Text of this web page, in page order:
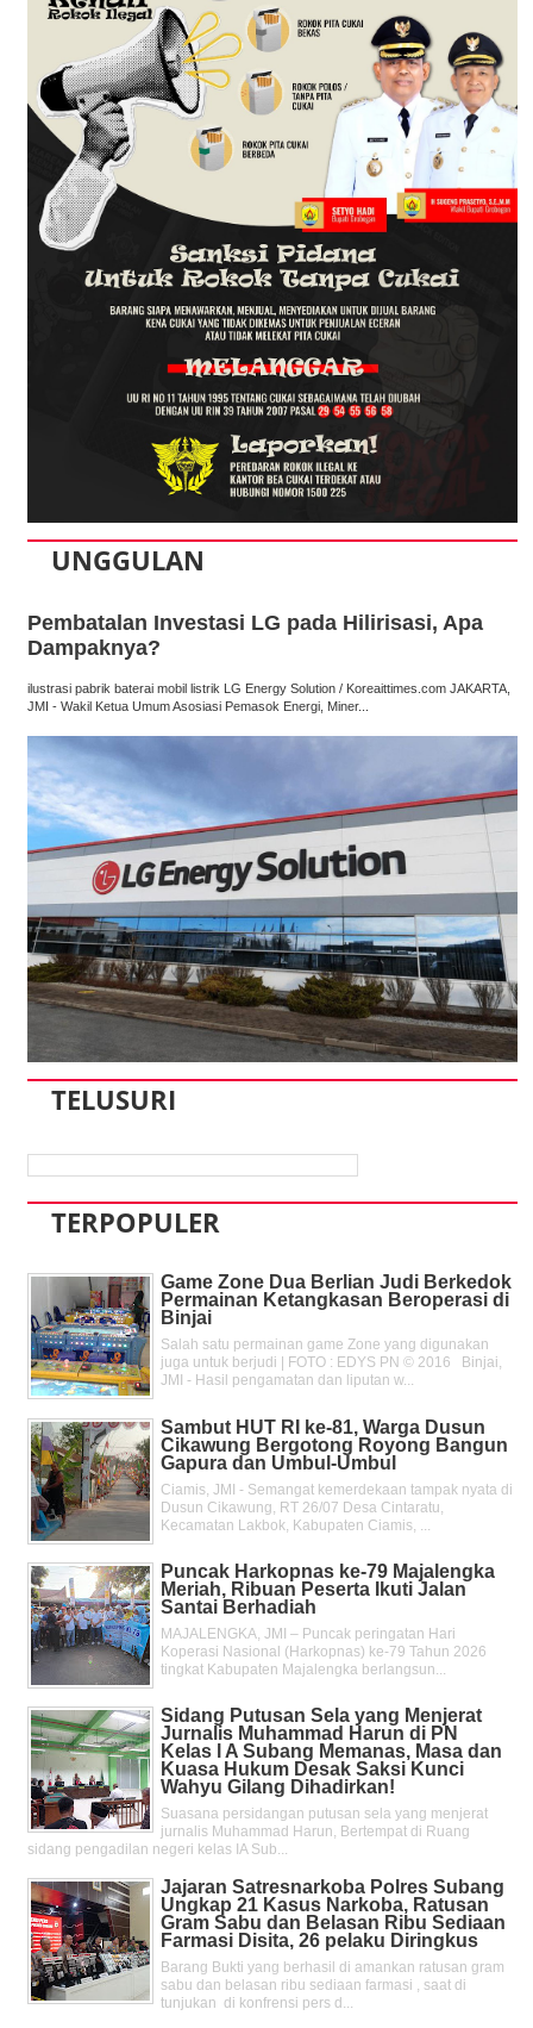
UNGGULAN
Pembatalan Investasi LG pada Hilirisasi, Apa
Dampaknya?
ilustrasi pabrik baterai mobil listrik LG Energy Solution / Koreaittimes.com JAKARTA,
JMI - Wakil Ketua Umum Asosiasi Pemasok Energi, Miner...
TELUSURI
TERPOPULER
Game Zone Dua Berlian Judi Berkedok
Permainan Ketangkasan Beroperasi di
Binjai
Salah satu permainan game Zone yang digunakan
juga untuk berjudi | FOTO : EDYS PN © 2016 Binjai,
JMI - Hasil pengamatan dan liputan w...
Sambut HUT RI ke-81, Warga Dusun
Cikawung Bergotong Royong Bangun
Gapura dan Umbul-Umbul
Ciamis, JMI - Semangat kemerdekaan tampak nyata di
Dusun Cikawung, RT 26/07 Desa Cintaratu,
Kecamatan Lakbok, Kabupaten Ciamis, ...
Puncak Harkopnas ke-79 Majalengka
Meriah, Ribuan Peserta Ikuti Jalan
Santai Berhadiah
MAJALENGKA, JMI – Puncak peringatan Hari
Koperasi Nasional (Harkopnas) ke-79 Tahun 2026
tingkat Kabupaten Majalengka berlangsun...
Sidang Putusan Sela yang Menjerat
Jurnalis Muhammad Harun di PN
Kelas l A Subang Memanas, Masa dan
Kuasa Hukum Desak Saksi Kunci
Wahyu Gilang Dihadirkan!
Suasana persidangan putusan sela yang menjerat
jurnalis Muhammad Harun, Bertempat di Ruang
sidang pengadilan negeri kelas IA Sub...
Jajaran Satresnarkoba Polres Subang
Ungkap 21 Kasus Narkoba, Ratusan
Gram Sabu dan Belasan Ribu Sediaan
Farmasi Disita, 26 pelaku Diringkus
Barang Bukti yang berhasil di amankan ratusan gram
sabu dan belasan ribu sediaan farmasi , saat di
tunjukan di konfrensi pers d...